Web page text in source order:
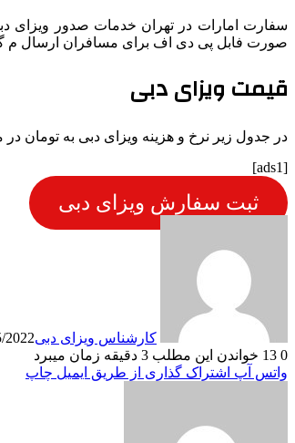
سفارت امارات در تهران خدمات صدور ویزای
صورت فابل پی دی اف برای مسافران ارسال م
قیمت ویزای دبی
در جدول زیر نرخ و هزینه ویزای دبی به تومان در
[ads1]
ثبت سفارش ویزای دبی
کارشناس ویزای دبی2022
0
خواندن این مطلب 3 دقیقه زمان میبرد
واتس آپ اشتراک گذاری از طریق ایمیل چاپ